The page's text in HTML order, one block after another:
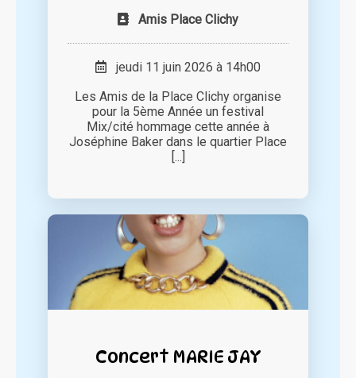
Amis Place Clichy
jeudi 11 juin 2026 à 14h00
Les Amis de la Place Clichy organise
pour la 5ème Année un festival
Mix/cité hommage cette année à
Joséphine Baker dans le quartier Place
[...]
Concert MARIE JAY